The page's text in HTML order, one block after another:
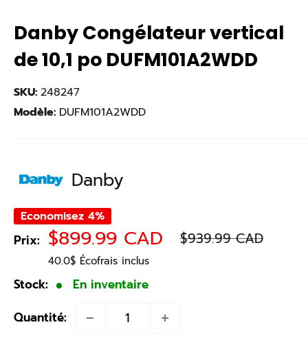
Danby Congélateur vertical
de 10,1 po DUFM101A2WDD
SKU: 248247
Modèle: DUFM101A2WDD
Danby
Economisez 4%
Prix: Prix
réduit
$899.99 CAD Prix
normal
$939.99 CAD
40.0$ Écofrais inclus
Stock:
En inventaire
Quantité: